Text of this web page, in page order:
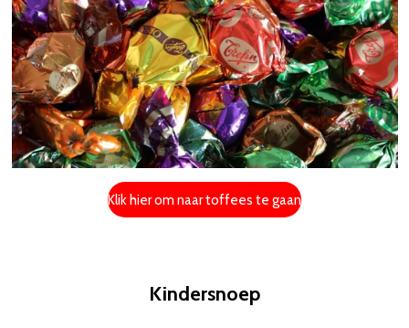
Klik hier om naar toffees te gaan
Kindersnoep